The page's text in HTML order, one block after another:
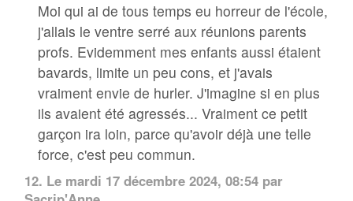
Moi qui ai de tous temps eu horreur de l'école,
j'allais le ventre serré aux réunions parents
profs. Evidemment mes enfants aussi étaient
bavards, limite un peu cons, et j'avais
vraiment envie de hurler. J'imagine si en plus
ils avaient été agressés... Vraiment ce petit
garçon ira loin, parce qu'avoir déjà une telle
force, c'est peu commun.
12. Le mardi 17 décembre 2024, 08:54 par